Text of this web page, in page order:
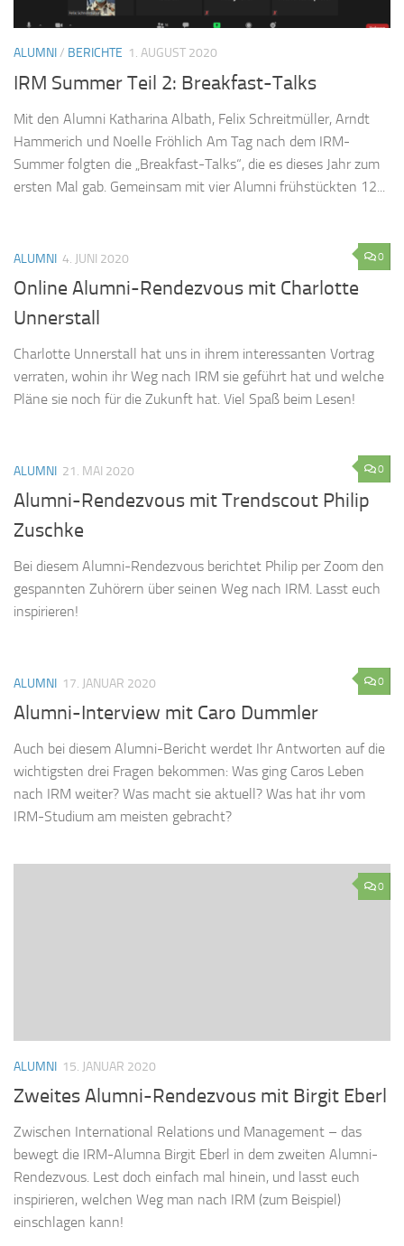
ALUMNI/ BERICHTE 1. AUGUST 2020
IRM Summer Teil 2: Breakfast-Talks
Mit den Alumni Katharina Albath, Felix Schreitmüller, Arndt
Hammerich und Noelle Fröhlich Am Tag nach dem IRM-
Summer folgten die „Breakfast-Talks“, die es dieses Jahr zum
ersten Mal gab. Gemeinsam mit vier Alumni frühstückten 12...
0
ALUMNI 4. JUNI 2020
Online Alumni-Rendezvous mit Charlotte
Unnerstall
Charlotte Unnerstall hat uns in ihrem interessanten Vortrag
verraten, wohin ihr Weg nach IRM sie geführt hat und welche
Pläne sie noch für die Zukunft hat. Viel Spaß beim Lesen!
0
ALUMNI 21. MAI 2020
Alumni-Rendezvous mit Trendscout Philip
Zuschke
Bei diesem Alumni-Rendezvous berichtet Philip per Zoom den
gespannten Zuhörern über seinen Weg nach IRM. Lasst euch
inspirieren!
0
ALUMNI 17. JANUAR 2020
Alumni-Interview mit Caro Dummler
Auch bei diesem Alumni-Bericht werdet Ihr Antworten auf die
wichtigsten drei Fragen bekommen: Was ging Caros Leben
nach IRM weiter? Was macht sie aktuell? Was hat ihr vom
IRM-Studium am meisten gebracht?
0
ALUMNI 15. JANUAR 2020
Zweites Alumni-Rendezvous mit Birgit Eberl
Zwischen International Relations und Management – das
bewegt die IRM-Alumna Birgit Eberl in dem zweiten Alumni-
Rendezvous. Lest doch einfach mal hinein, und lasst euch
inspirieren, welchen Weg man nach IRM (zum Beispiel)
einschlagen kann!